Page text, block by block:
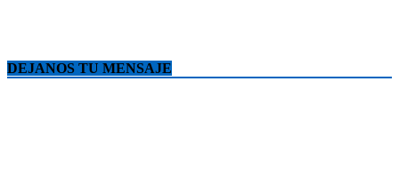
DEJANOS TU MENSAJE